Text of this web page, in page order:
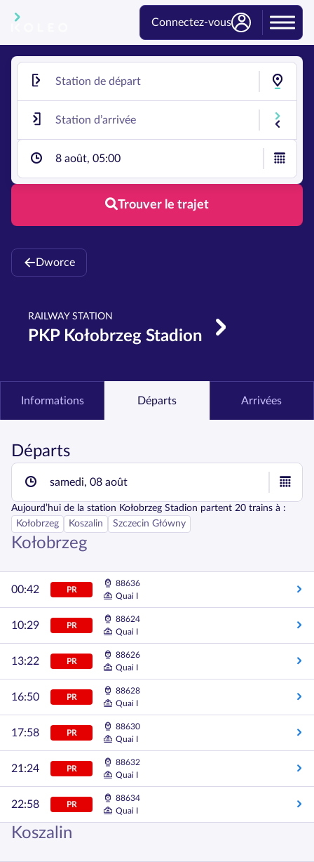
Connectez-vous
8 août, 05:00
Trouver le trajet
Dworce
RAILWAY STATION
PKP Kołobrzeg Stadion
Informations Départs Arrivées
Départs
samedi, 08 août
Aujourd’hui de la station Kołobrzeg Stadion partent 20 trains à :
Kołobrzeg
Koszalin Szczecin Główny
Kołobrzeg
00:42 PR
88636
Quai I
10:29 PR
88624
Quai I
13:22 PR
88626
Quai I
16:50 PR
88628
Quai I
17:58 PR
88630
Quai I
21:24 PR
88632
Quai I
22:58 PR
88634
Quai I
Koszalin